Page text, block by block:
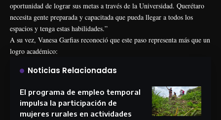
oportunidad de lograr sus metas a través de la Universidad. Querétaro
necesita gente preparada y capacitada que pueda llegar a todos los
espacios y tenga estas habilidades.”
A su vez, Vanesa Garfias reconoció que este paso representa más que un
logro académico:
Noticias Relacionadas
El programa de empleo temporal
impulsa la participación de
mujeres rurales en actividades